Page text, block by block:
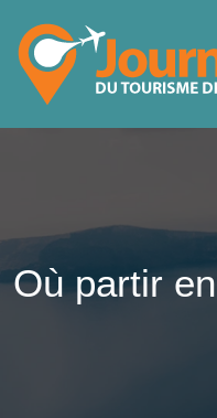
Où partir